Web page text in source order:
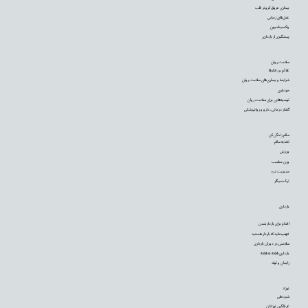
نوزاد
شیردهی
غربالگری نوزادان
بارداری
اقدام برای باردار شدن
فهمیده‌اید که باردار هستید
سلامتی در دوران بارداری
بارداری هفته به هفته
زایمان و تولد
سالم زندگی کن
تغذیه سالم
ورزش
وزن مناسب
مدیریت درد
ترک سیگار
سلامت روان
علائم و رفتارها
شرایط و بیماری‌های سلامت روان
خودیاری
توصیه‌‌هایی برای سلامت روان
گفتار درمانی، دارو و روانپزشکی
بیماری عروق کرونر قلب
عمل‌های زیبایی
واکسیناسیون
پیشگیری از بارداری